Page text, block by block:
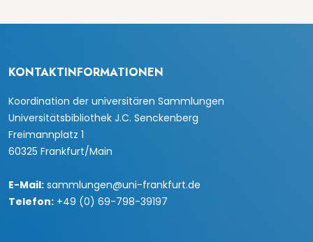
KONTAKTINFORMATIONEN
Koordination der universitären Sammlungen
Universitätsbibliothek J.C. Senckenberg
Freimannplatz 1
60325 Frankfurt/Main
E-Mail: sammlungen@uni-frankfurt.de
Telefon: +49 (0) 69-798-39197